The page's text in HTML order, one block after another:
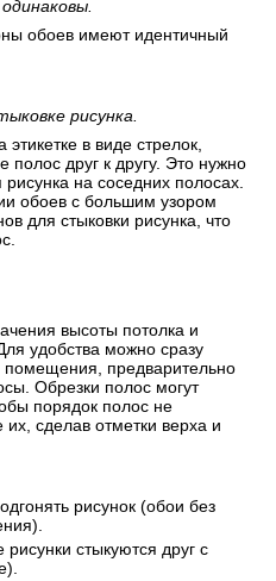
обоев имеют идентичный
рисунка.
в виде стрелок,
друг к другу. Это нужно
на соседних полосах.
обоев с большим узором
для стыковки рисунка, что
высоты потолка и
удобства можно сразу
помещения, предварительно
Обрезки полос могут
порядок полос не
сделав отметки верха и
рисунок (обои без
стыкуются друг с